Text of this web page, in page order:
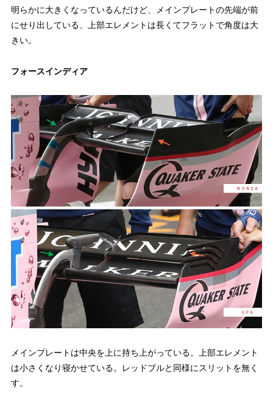
明らかに大きくなっているんだけど、メインプレートの先端が前
にせり出している、上部エレメントは長くてフラットで角度は大
きい。
フォースインディア
メインプレートは中央を上に持ち上がっている。上部エレメント
は小さくなり寝かせている。レッドブルと同様にスリットを無く
す。